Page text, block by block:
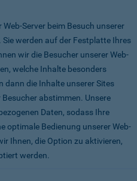
Web-Server beim Besuch unserer
werden auf der Festplatte Ihres
wir die Besucher unserer Web-
welche Inhalte besonders
dann die Inhalte unserer Sites
abstimmen. Unsere
Daten, sodass Ihre
optimale Bedienung unserer Web-
Ihnen, die Option zu aktivieren,
werden.